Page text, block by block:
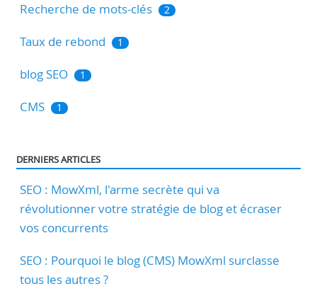
Recherche de mots-clés 2
Taux de rebond 1
blog SEO 1
CMS 1
DERNIERS ARTICLES
SEO : MowXml, l'arme secrète qui va
révolutionner votre stratégie de blog et écraser
vos concurrents
SEO : Pourquoi le blog (CMS) MowXml surclasse
tous les autres ?